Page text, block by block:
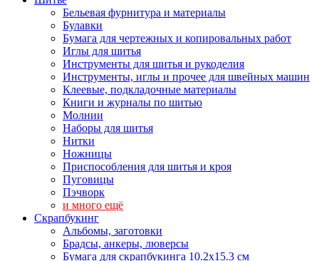
Бельевая фурнитура и материалы
Булавки
Бумага для чертежных и копировальных работ
Иглы для шитья
Инструменты для шитья и рукоделия
Инструменты, иглы и прочее для швейных машин
Клеевые, подкладочные материалы
Книги и журналы по шитью
Молнии
Наборы для шитья
Нитки
Ножницы
Приспособления для шитья и кроя
Пуговицы
Пэчворк
и много ещё
Скрапбукинг
Альбомы, заготовки
Брадсы, анкеры, люверсы
Бумага для скрапбукинга 10.2х15.3 см